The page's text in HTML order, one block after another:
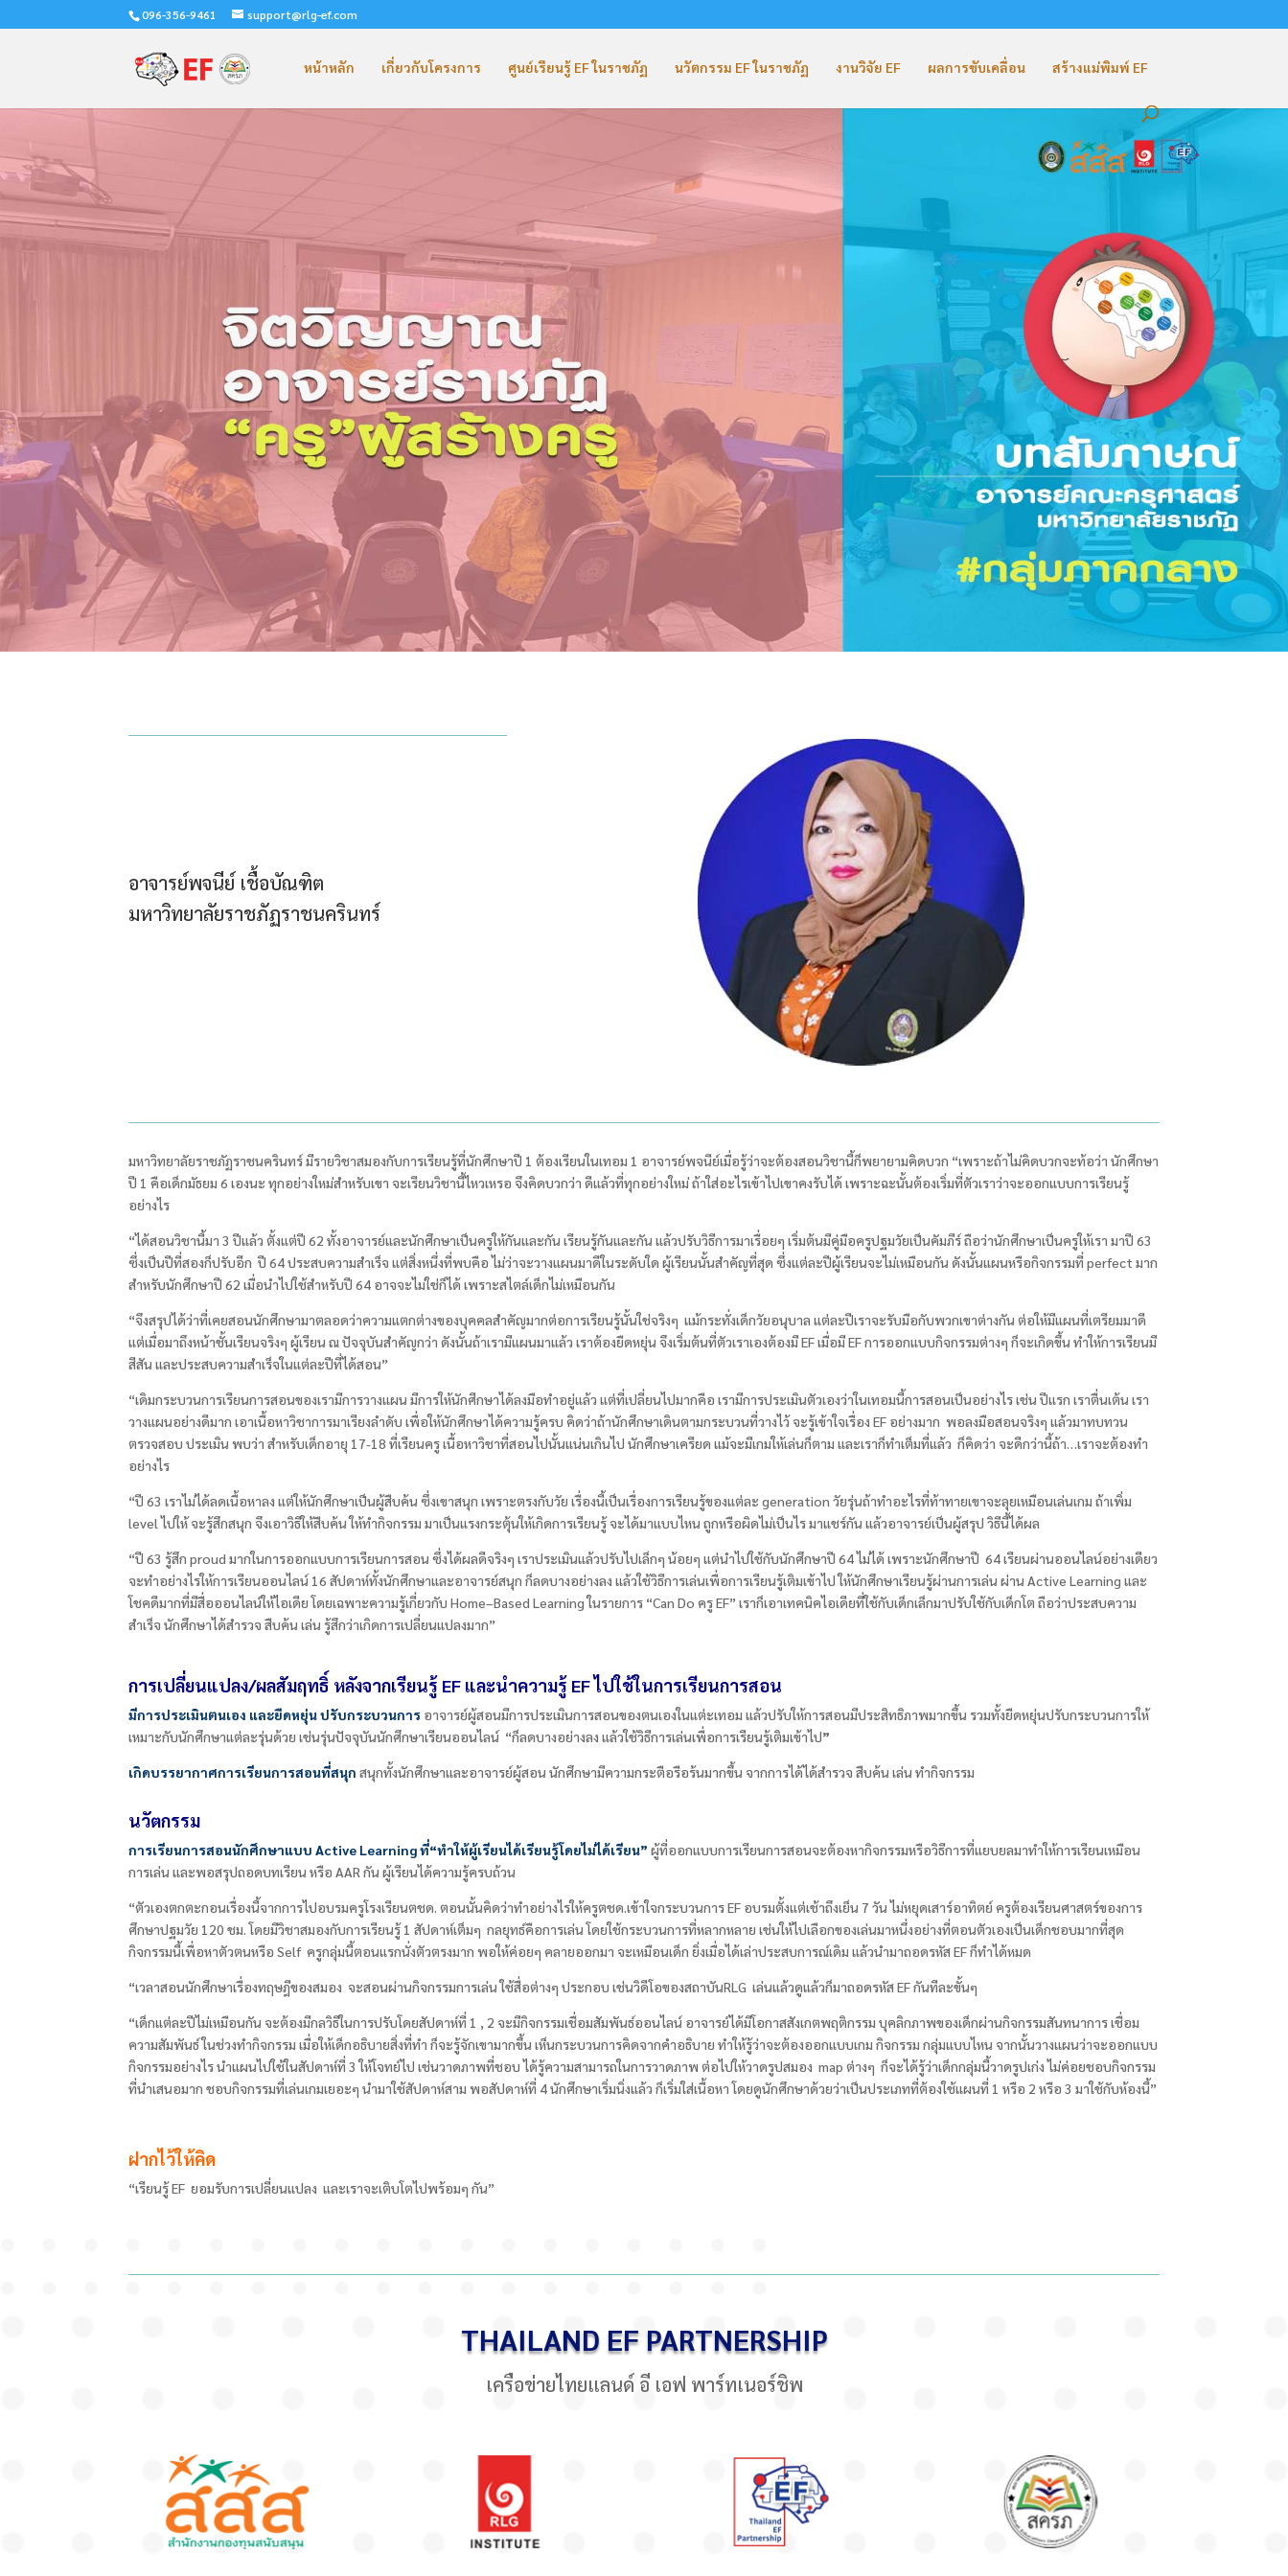
096-356-9461 support@rlg-ef.com
หน้าหลัก เกี่ยวกับโครงการ ศูนย์เรียนรู้ EF ในราชภัฏ นวัตกรรม EF ในราชภัฏ งานวิจัย EF ผลการขับเคลื่อน สร้างแม่พิมพ์ EF
อาจารย์พจนีย์ เชื้อบัณฑิต
มหาวิทยาลัยราชภัฏราชนครินทร์
มหาวิทยาลัยราชภัฏราชนครินทร์ มีรายวิชาสมองกับการเรียนรู้ที่นักศึกษาปี 1ต้องเรียนในเทอม 1 อาจารย์พจนีย์เมื่อรู้ว่าจะต้องสอนวิชานี้ก็พยายามคิดบวก “เพราะถ้าไม่คิดบวกจะท้อว่า นักศึกษา
ปี 1คือเด็กมัธยม6เองนะ ทุกอย่างใหม่สำหรับเขา จะเรียนวิชานี้ไหวเหรอ จึงคิดบวกว่า ดีแล้วที่ทุกอย่างใหม่ ถ้าใส่อะไรเข้าไปเขาคงรับได้ เพราะฉะนั้นต้องเริ่มที่ตัวเราว่าจะออกแบบการเรียนรู้
อย่างไร
“ได้สอนวิชานี้มา 3ปีแล้ว ตั้งแต่ปี62ทั้งอาจารย์และนักศึกษาเป็นครูให้กันและกัน เรียนรู้กันและกัน แล้วปรับวิธีการมาเรื่อยๆ เริ่มต้นมีคู่มือครูปฐมวัยเป็นคัมภีร์ ถือว่านักศึกษาเป็นครูให้เรา มาปี63
ซึ่งเป็นปีที่สองก็ปรับอีก ปี64ประสบความสำเร็จ แต่สิ่งหนึ่งที่พบคือ ไม่ว่าจะวางแผนมาดีในระดับใด ผู้เรียนนั้นสำคัญที่สุด ซึ่งแต่ละปีผู้เรียนจะไม่เหมือนกัน ดังนั้นแผนหรือกิจกรรมที่perfectมาก
สำหรับนักศึกษาปี62เมื่อนำไปใช้สำหรับปี64 อาจจะไม่ใช่ก็ได้ เพราะสไตล์เด็กไม่เหมือนกัน
“จึงสรุปได้ว่าที่เคยสอนนักศึกษามาตลอดว่าความแตกต่างของบุคคลสำคัญมากต่อการเรียนรู้นั้นใช่จริงๆ แม้กระทั่งเด็กวัยอนุบาล แต่ละปีเราจะรับมือกับพวกเขาต่างกัน ต่อให้มีแผนที่เตรียมมาดี
แต่เมื่อมาถึงหน้าชั้นเรียนจริงๆ ผู้เรียน ณ ปัจจุบันสำคัญกว่า ดังนั้นถ้าเรามีแผนมาแล้ว เราต้องยืดหยุ่น จึงเริ่มต้นที่ตัวเราเองต้องมี EFเมื่อมีEFการออกแบบกิจกรรมต่างๆ ก็จะเกิดขึ้น ทำให้การเรียนมี
สีสัน และประสบความสำเร็จในแต่ละปีที่ได้สอน”
“เดิมกระบวนการเรียนการสอนของเรามีการวางแผน มีการให้นักศีกษาได้ลงมือทำอยู่แล้ว แต่ที่เปลี่ยนไปมากคือ เรามีการประเมินตัวเองว่าในเทอมนี้การสอนเป็นอย่างไร เช่น ปีแรก เราตื่นเต้น เรา
วางแผนอย่างดีมาก เอาเนื้อหาวิชาการมาเรียงลำดับ เพื่อให้นักศึกษาได้ความรู้ครบ คิดว่าถ้านักศึกษาเดินตามกระบวนที่วางไว้ จะรู้เข้าใจเรื่อง EF อย่างมาก พอลงมือสอนจริงๆ แล้วมาทบทวน
ตรวจสอบ ประเมิน พบว่า สำหรับเด็กอายุ 17-18ที่เรียนครู เนื้อหาวิชาที่สอนไปนั้นแน่นเกินไป นักศึกษาเครียด แม้จะมีเกมให้เล่นก็ตาม และเราก็ทำเต็มที่แล้ว ก็คิดว่า จะดีกว่านี้ถ้า…เราจะต้องทำ
อย่างไร
“ปี 63เราไม่ได้ลดเนื้อหาลง แต่ให้นักศึกษาเป็นผู้สืบค้น ซึ่งเขาสนุก เพราะตรงกับวัย เรื่องนี้เป็นเรื่องการเรียนรู้ของแต่ละgenerationวัยรุ่นถ้าทำอะไรที่ท้าทายเขาจะลุยเหมือนเล่นเกม ถ้าเพิ่ม
levelไปให้ จะรู้สึกสนุก จึงเอาวิธีให้สืบค้น ให้ทำกิจกรรม มาเป็นแรงกระตุ้นให้เกิดการเรียนรู้ จะได้มาแบบไหน ถูกหรือผิดไม่เป็นไร มาแชร์กัน แล้วอาจารย์เป็นผู้สรุป วิธีนี้ได้ผล
“ปี 63 รู้สึกproudมากในการออกแบบการเรียนการสอน ซึ่งได้ผลดีจริงๆ เราประเมินแล้วปรับไปเล็กๆ น้อยๆ แต่นำไปใช้กับนักศึกษาปี64ไม่ได้ เพราะนักศึกษาปี64เรียนผ่านออนไลน์อย่างเดียว
จะทำอย่างไรให้การเรียนออนไลน์ 16สัปดาห์ทั้งนักศึกษาและอาจารย์สนุก ก็ลดบางอย่างลง แล้วใช้วิธีการเล่นเพื่อการเรียนรู้เติมเข้าไป ให้นักศึกษาเรียนรู้ผ่านการเล่น ผ่าน Active Learningและ
โชคดีมากที่มีสื่อออนไลน์ให้ไอเดีย โดยเฉพาะความรู้เกี่ยวกับHome–Based Learningในรายการ “Can DoครูEF” เราก็เอาเทคนิคไอเดียที่ใช้กับเด็กเล็กมาปรับใช้กับเด็กโต ถือว่าประสบความ
สำเร็จ นักศึกษาได้สำรวจ สืบค้น เล่น รู้สึกว่าเกิดการเปลี่ยนแปลงมาก”
การเปลี่ยนแปลง/ผลสัมฤทธิ์ หลังจากเรียนรู้ EF และนำความรู้ EF ไปใช้ในการเรียนการสอน
มีการประเมินตนเอง และยืดหยุ่น ปรับกระบวนการ อาจารย์ผู้สอนมีการประเมินการสอนของตนเองในแต่ะเทอม แล้วปรับให้การสอนมีประสิทธิภาพมากขึ้น รวมทั้งยืดหยุ่นปรับกระบวนการให้
เหมาะกับนักศึกษาแต่ละรุ่นด้วย เช่นรุ่นปัจจุบันนักศึกษาเรียนออนไลน์ “ก็ลดบางอย่างลง แล้วใช้วิธีการเล่นเพื่อการเรียนรู้เติมเข้าไป”
เกิดบรรยากาศการเรียนการสอนที่สนุกสนุกทั้งนักศึกษาและอาจารย์ผู้สอน นักศึกษามีความกระตือรือร้นมากขึ้น จากการได้ได้สำรวจ สืบค้น เล่น ทำกิจกรรม
นวัตกรรม
การเรียนการสอนนักศึกษาแบบActive Learning ที่“ทำให้ผู้เรียนได้เรียนรู้โดยไม่ได้เรียน” ผู้ที่ออกแบบการเรียนการสอนจะต้องหากิจกรรมหรือวิธีการที่แยบยลมาทำให้การเรียนเหมือน
การเล่น และพอสรุปถอดบทเรียน หรือ AAR กัน ผู้เรียนได้ความรู้ครบถ้วน
“ตัวเองตกตะกอนเรื่องนี้จากการไปอบรมครูโรงเรียนตชด. ตอนนั้นคิดว่าทำอย่างไรให้ครูตชด.เข้าใจกระบวนการ EF อบรมตั้งแต่เช้าถึงเย็น 7วัน ไม่หยุดเสาร์อาทิตย์ ครูต้องเรียนศาสตร์ของการ
ศึกษาปฐมวัย 120ชม. โดยมีวิชาสมองกับการเรียนรู้1สัปดาห์เต็มๆ กลยุทธ์คือการเล่น โดยใช้กระบวนการที่หลากหลาย เช่นให้ไปเลือกของเล่นมาหนึ่งอย่างที่ตอนตัวเองเป็นเด็กชอบมากที่สุด
กิจกรรมนี้เพื่อหาตัวตนหรือSelf ครูกลุ่มนี้ตอนแรกนั่งตัวตรงมาก พอให้ค่อยๆ คลายออกมา จะเหมือนเด็ก ยิ่งเมื่อได้เล่าประสบการณ์เดิม แล้วนำมาถอดรหัสEFก็ทำได้หมด
“เวลาสอนนักศึกษาเรื่องทฤษฎีของสมอง จะสอนผ่านกิจกรรมการเล่น ใช้สื่อต่างๆ ประกอบ เช่นวิดีโอของสถาบันRLG เล่นแล้วดูแล้วก็มาถอดรหัสEFกันทีละขั้นๆ
“เด็กแต่ละปีไม่เหมือนกัน จะต้องมีกลวิธีในการปรับโดยสัปดาห์ที่ 1 , 2 จะมีกิจกรรมเชื่อมสัมพันธ์ออนไลน์ อาจารย์ได้มีโอกาสสังเกตพฤติกรรม บุคลิกภาพของเด็กผ่านกิจกรรมสันทนาการ เชื่อม
ความสัมพันธ์ ในช่วงทำกิจกรรม เมื่อให้เด็กอธิบายสิ่งที่ทำ ก็จะรู้จักเขามากขึ้น เห็นกระบวนการคิดจากคำอธิบาย ทำให้รู้ว่าจะต้องออกแบบเกม กิจกรรม กลุ่มแบบไหน จากนั้นวางแผนว่าจะออกแบบ
กิจกรรมอย่างไร นำแผนไปใช้ในสัปดาห์ที่3ให้โจทย์ไป เช่นวาดภาพที่ชอบ ได้รู้ความสามารถในการวาดภาพ ต่อไปให้วาดรูปสมองmapต่างๆ ก็จะได้รู้ว่าเด็กกลุ่มนี้วาดรูปเก่ง ไม่ค่อยชอบกิจกรรม
ที่นำเสนอมาก ชอบกิจกรรมที่เล่นเกมเยอะๆ นำมาใช้สัปดาห์สาม พอสัปดาห์ที่ 4นักศึกษาเริ่มนิ่งแล้ว ก็เริ่มใส่เนื้อหา โดยดูนักศึกษาด้วยว่าเป็นประเภทที่ต้องใช้แผนที่ 1หรือ 2หรือ 3มาใช้กับห้องนี้”
ฝากไว้ให้คิด
“เรียนรู้ EFยอมรับการเปลี่ยนแปลง และเราจะเติบโตไปพร้อมๆ กัน”
THAILAND EF PARTNERSHIP
เครือข่ายไทยแลนด์ อี เอฟ พาร์ทเนอร์ชิพ